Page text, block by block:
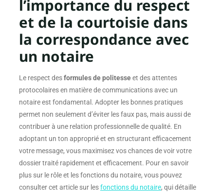
l’importance du respect
et de la courtoisie dans
la correspondance avec
un notaire
Le respect desformules de politesseet des attentes
protocolaires en matière de communications avec un
notaire est fondamental. Adopter les bonnes pratiques
permet non seulement d’éviter les faux pas, mais aussi de
contribuer à une relation professionnelle de qualité. En
adoptant un ton approprié et en structurant efficacement
votre message, vous maximisez vos chances de voir votre
dossier traité rapidement et efficacement. Pour en savoir
plus sur le rôle et les fonctions du notaire, vous pouvez
consulter cet article sur lesfonctions du notaire, qui détaille